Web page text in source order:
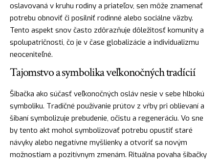
oslavovaná v kruhu rodiny a priateľov, sen môže znamenať
potrebu obnoviť či posilniť rodinné alebo sociálne väzby.
Tento aspekt snov často zdôrazňuje dôležitosť komunity a
spolupatričnosti, čo je v čase globalizácie a individualizmu
neoceniteľné.
Tajomstvo a symbolika veľkonočných tradícií
Šibačka ako súčasť veľkonočných osláv nesie v sebe hlbokú
symboliku. Tradičné používanie prútov z vŕby pri oblievaní a
šibaní symbolizuje prebudenie, očistu a regeneráciu. Vo sne
by tento akt mohol symbolizovať potrebu opustiť staré
návyky alebo negatívne myšlienky a otvoriť sa novým
možnostiam a pozitívnym zmenám. Rituálna povaha šibačky